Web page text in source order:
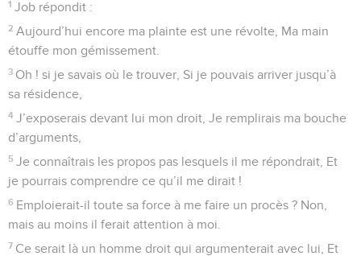
1 Job répondit :
2 Aujourd’hui encore ma plainte est une révolte, Ma main
étouffe mon gémissement.
3 Oh ! si je savais où le trouver, Si je pouvais arriver jusqu’à
sa résidence,
4 J’exposerais devant lui mon droit, Je remplirais ma bouche
d’arguments,
5 Je connaîtrais les propos pas lesquels il me répondrait, Et
je pourrais comprendre ce qu’il me dirait !
6 Emploierait-il toute sa force à me faire un procès ? Non,
mais au moins il ferait attention à moi.
7 Ce serait là un homme droit qui argumenterait avec lui, Et